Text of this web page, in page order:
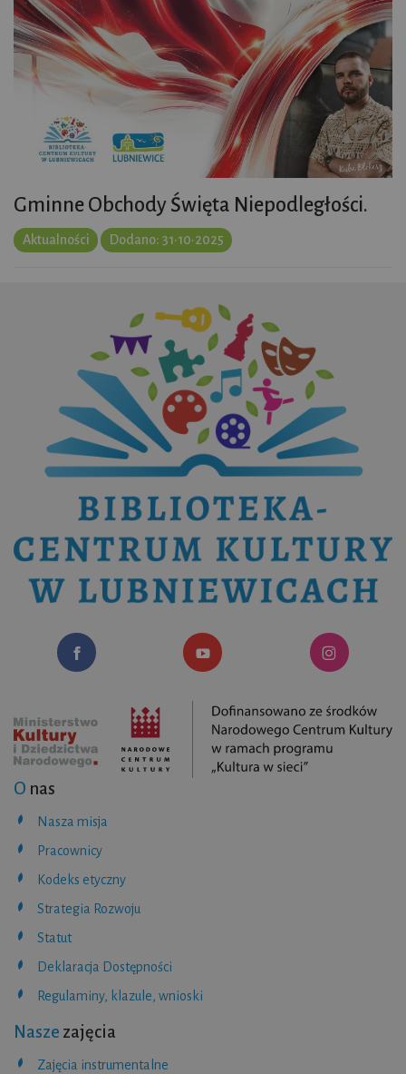
Gminne Obchody Święta Niepodległości.
Aktualności Dodano: 31•10•2025
O nas
Nasza misja
Pracownicy
Kodeks etyczny
Strategia Rozwoju
Statut
Deklaracja Dostępności
Regulaminy, klazule, wnioski
Nasze zajęcia
Zajęcia instrumentalne